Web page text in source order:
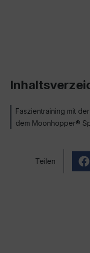
Faszientraining mit
dem Moonhopper®
Teilen